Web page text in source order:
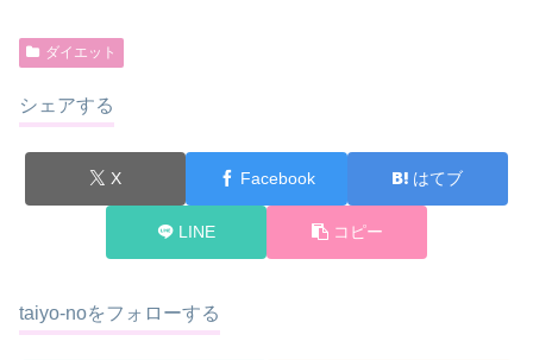
ダイエット
シェアする
X Facebook はてブ
LINE コピー
taiyo-noをフォローする